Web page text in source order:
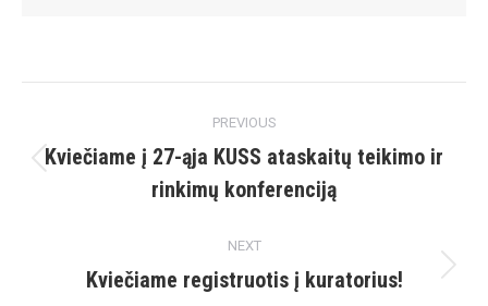
navigation
PREVIOUS
Previous
post:
Kviečiame į 27-ąja KUSS ataskaitų teikimo ir
rinkimų konferenciją
NEXT
Next
Kviečiame registruotis į kuratorius!